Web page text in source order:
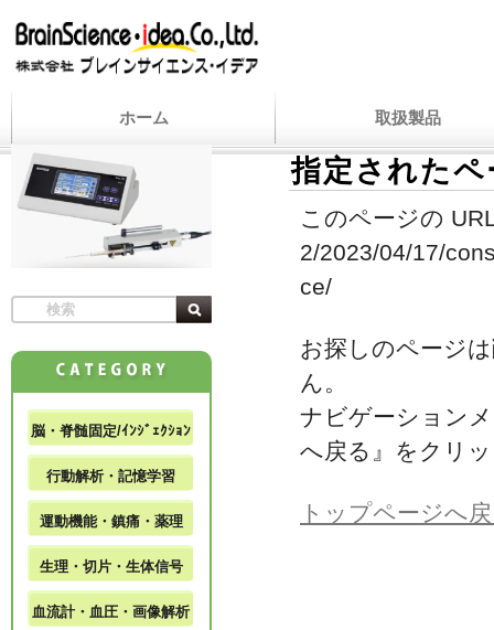
ホーム 取扱製品
指定された
このページの
2/2023/04/17/
ce/
お探しのページ
ん。
ナビゲーション
へ戻る』をクリ
トップページへ
脳・脊髄固定/ｲﾝｼﾞｪｸｼｮﾝ
行動解析・記憶学習
運動機能・鎮痛・薬理
生理・切片・生体信号
血流計・血圧・画像解析